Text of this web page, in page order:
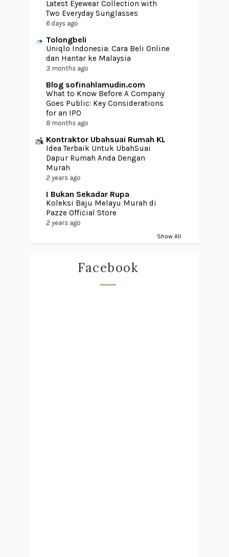
Latest Eyewear Collection with
Two Everyday Sunglasses
6 days ago
Tolongbeli
Uniqlo Indonesia: Cara Beli Online
dan Hantar ke Malaysia
3 months ago
Blog sofinahlamudin.com
What to Know Before A Company
Goes Public: Key Considerations
for an IPO
8 months ago
Kontraktor Ubahsuai Rumah KL
Idea Terbaik Untuk UbahSuai
Dapur Rumah Anda Dengan
Murah
2 years ago
! Bukan Sekadar Rupa
Koleksi Baju Melayu Murah di
Pazze Official Store
2 years ago
Show All
Facebook